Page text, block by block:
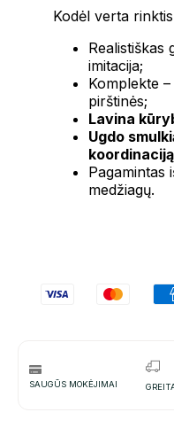
Kodėl verta
Realistiškas
imitacija;
Komplekte
pirštinės;
Lavina
Ugdo
Pagamintas
medžiagų.
SAUGŪS MOKĖJIMAI